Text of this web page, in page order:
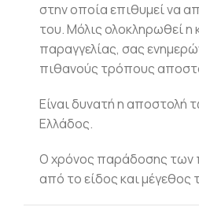
στην οποία επιθυμεί να
του. Μόλις ολοκληρωθεί
παραγγελίας, σας
πιθανούς τρόπους
Είναι δυνατή η αποστολή
Ελλάδος.
Ο χρόνος παράδοσης των
από το είδος και μέγεθος